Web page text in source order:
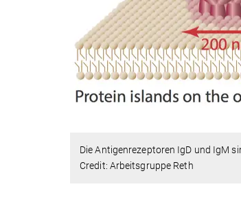
Die Antigenrezeptoren IgD und IgM
Credit: Arbeitsgruppe Reth